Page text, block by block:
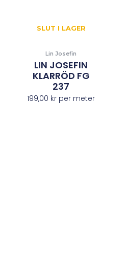
SLUT I LAGER
Lin Josefin
LIN JOSEFIN
KLARRÖD FG
237
199,00 kr per meter